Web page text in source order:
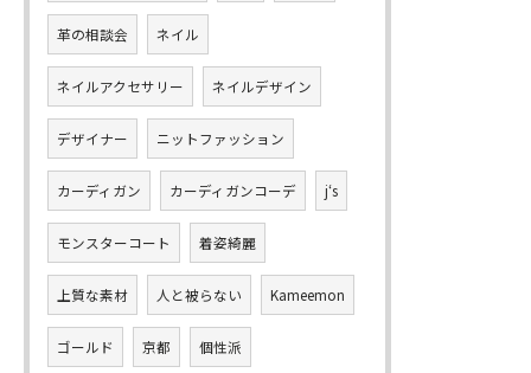
革の相談会 ネイル
ネイルアクセサリー ネイルデザイン
デザイナー ニットファッション
カーディガン カーディガンコーデ j‘s
モンスターコート 着姿綺麗
上質な素材 人と被らない Kameemon
ゴールド 京都 個性派